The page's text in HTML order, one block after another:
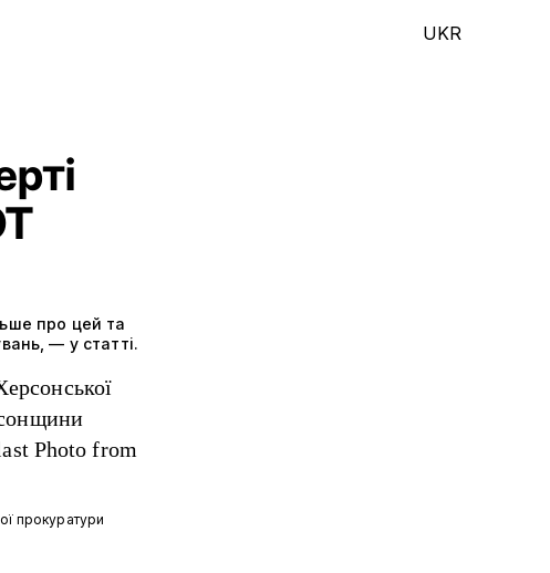
UKR
про цей та
— у статті.
прокуратури